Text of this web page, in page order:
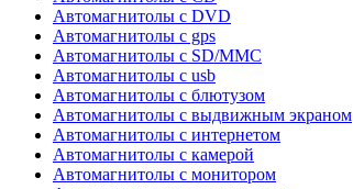
Автомагнитолы с DVD
Автомагнитолы с gps
Автомагнитолы с SD/MMC
Автомагнитолы с usb
Автомагнитолы с блютузом
Автомагнитолы с выдвижным экраном
Автомагнитолы с интернетом
Автомагнитолы с камерой
Автомагнитолы с монитором